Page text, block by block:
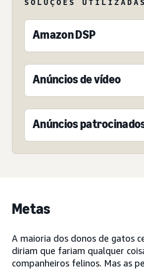
SOLUÇÕES UTILIZADAS
Amazon DSP
Anúncios de vídeo
Anúncios
Metas
A maioria dos donos de gatos
diriam que fariam qualquer
companheiros felinos. Mas as